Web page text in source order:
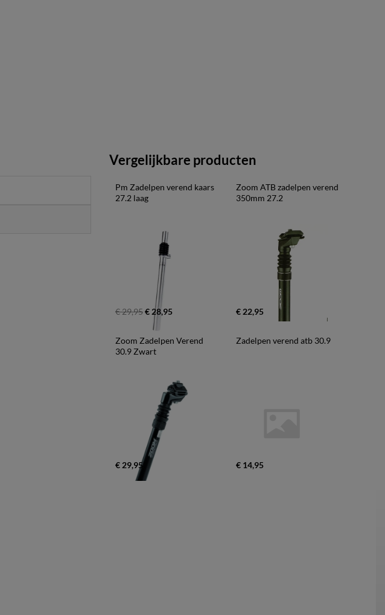
Vergelijkbare producten
Pm Zadelpen verend kaars
27.2 laag
€ 29,95€ 28,95
Zoom ATB zadelpen verend
350mm 27.2
€ 22,95
Zoom Zadelpen Verend
30.9 Zwart
€ 29,95
Zadelpen verend atb 30.9
€ 14,95